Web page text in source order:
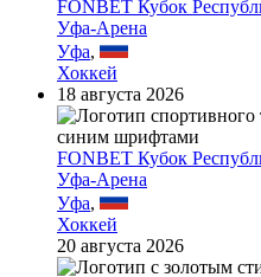
FONBET Кубок
Уфа-Арена
Уфа,
Хоккей
18 августа 2026
FONBET Кубок
Уфа-Арена
Уфа,
Хоккей
20 августа 2026